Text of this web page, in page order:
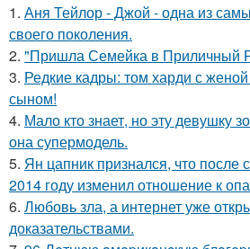
1. Аня Тейлор - Джой - одна из
своего поколения.
2. "Пришла Семейка в Приличный
3. Редкие кадры: том харди с
сыном!
4. Мало кто знает, но эту девушку
она супермодель.
5. Ян цапник признался, что после
2014 году изменил отношение к
6. Любовь зла, а интернет уже
доказательствами.